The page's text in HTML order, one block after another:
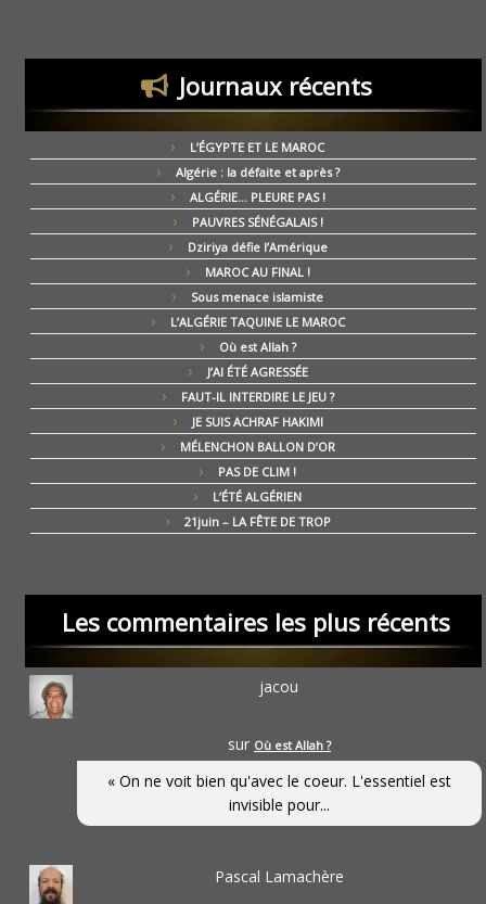
Journaux récents
L’ÉGYPTE ET LE MAROC
Algérie : la défaite et après ?
ALGÉRIE… PLEURE PAS !
PAUVRES SÉNÉGALAIS !
Dziriya défie l’Amérique
MAROC AU FINAL !
Sous menace islamiste
L’ALGÉRIE TAQUINE LE MAROC
Où est Allah ?
J’AI ÉTÉ AGRESSÉE
FAUT-IL INTERDIRE LE JEU ?
JE SUIS ACHRAF HAKIMI
MÉLENCHON BALLON D’OR
PAS DE CLIM !
L’ÉTÉ ALGÉRIEN
21juin – LA FÊTE DE TROP
Les commentaires les plus récents
jacou
sur Où est Allah ?
« On ne voit bien qu'avec le coeur. L'essentiel est
invisible pour...
Pascal Lamachère